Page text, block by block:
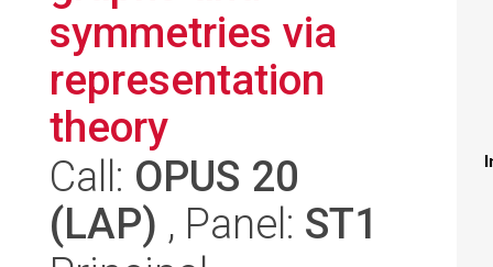
symmetries via
representation
theory
Call: OPUS 20
(LAP) , Panel: ST1